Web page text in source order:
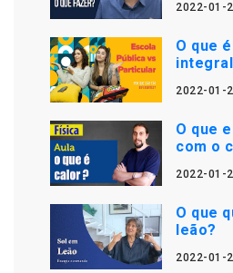
2022-01-
O que
2022-01-
O que
com o
2022-01-
O que
leão?
2022-01-